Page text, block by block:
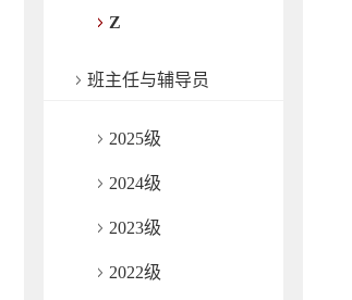
Z
班主任与辅导员
2025级
2024级
2023级
2022级